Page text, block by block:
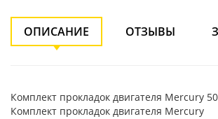
ОПИСАНИЕ ОТЗЫВЫ
Комплект прокладок двигателя Mercury
Комплект прокладок двигателя Mercury